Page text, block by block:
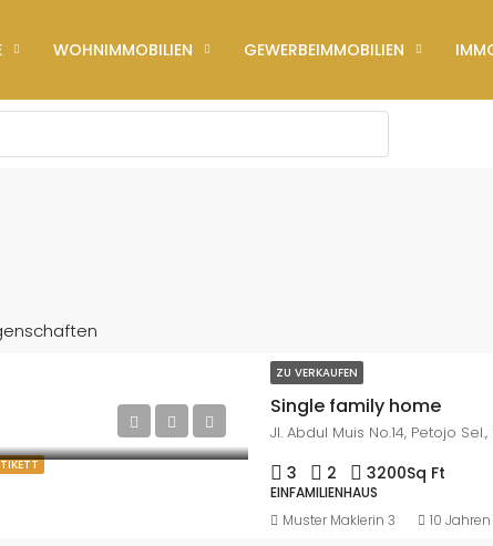
WOHNIMMOBILIEN GEWERBEIMMOBILIEN
ZU VERKAUFEN
Single family home
3 2 3200Sq Ft
EINFAMILIENHAUS
Muster Maklerin 3 10